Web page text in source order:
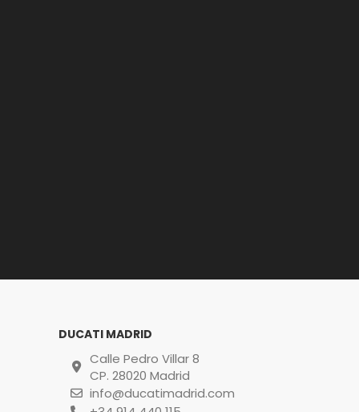
DUCATI MADRID
Calle Pedro Villar 8
CP. 28020 Madrid
info@ducatimadrid.com